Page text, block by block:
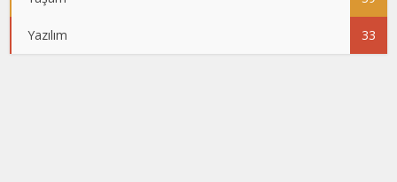
Yazılım 33